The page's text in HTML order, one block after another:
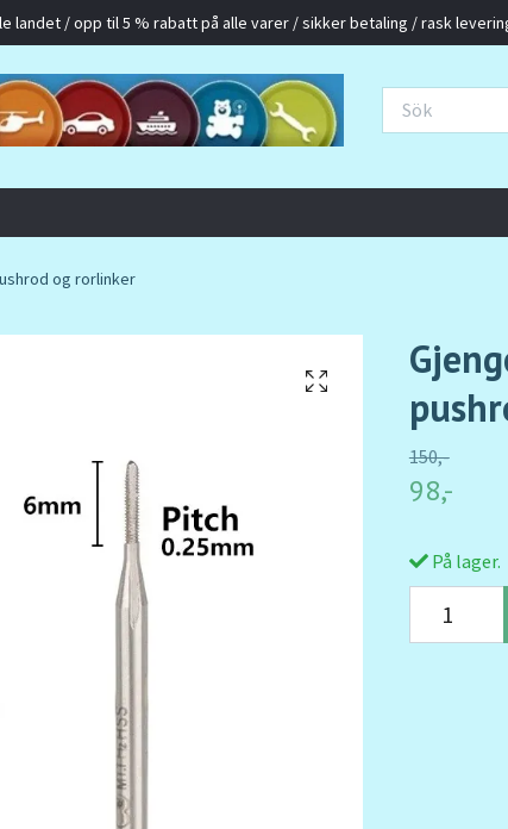
/ opp til 5 % rabatt på alle varer / sikker betaling / rask
og rorlinker
150,-
98,-
På lager.